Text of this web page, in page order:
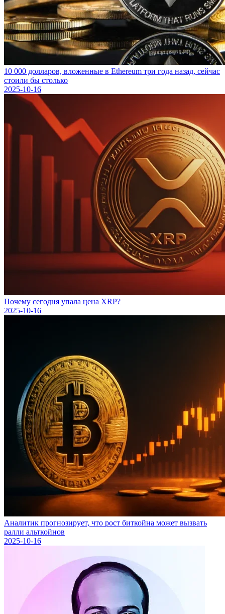
10 000 долларов, вложенные в Ethereum три года назад, сейчас
стоили бы столько
2025-10-16
Почему сегодня упала цена XRP?
2025-10-16
Аналитик прогнозирует, что рост биткойна может вызвать
ралли альткойнов
2025-10-16